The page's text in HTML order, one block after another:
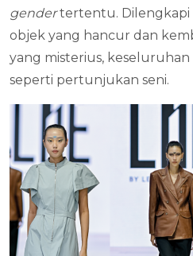
gendertertentu.
objek yang hancur dan
yang misterius,
seperti pertunjukan seni.